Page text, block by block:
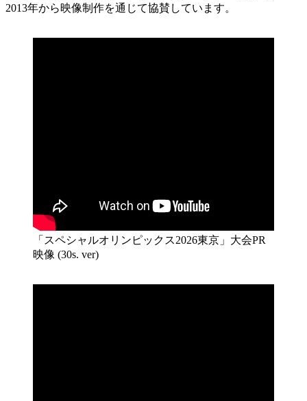
2013年から映像制作を通じて協賛しています。
「スペシャルオリンピックス2026東京」大会PR
映像 (30s. ver)